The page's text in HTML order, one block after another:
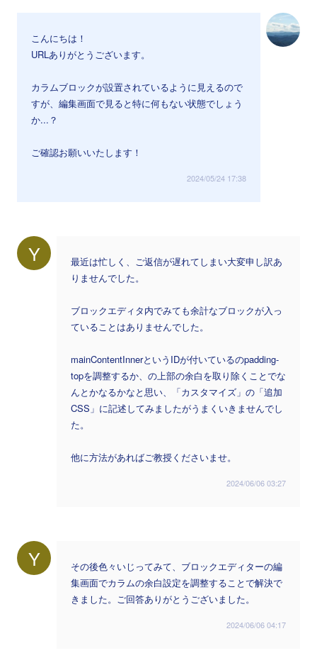
こんにちは！
URLありがとうございます。
カラムブロックが設置されているように見えるので
すが、編集画面で見ると特に何もない状態でしょう
か...？
ご確認お願いいたします！
2024/05/24 17:38
Y
最近は忙しく、ご返信が遅れてしまい大変申し訳あ
りませんでした。
ブロックエディタ内でみても余計なブロックが入っ
ていることはありませんでした。
mainContentInnerというIDが付いているのpadding-
topを調整するか、の上部の余白を取り除くことでな
んとかなるかなと思い、「カスタマイズ」の「追加
CSS」に記述してみましたがうまくいきませんでし
た。
他に方法があればご教授くださいませ。
2024/06/06 03:27
Y
その後色々いじってみて、ブロックエディターの編
集画面でカラムの余白設定を調整することで解決で
きました。ご回答ありがとうございました。
2024/06/06 04:17